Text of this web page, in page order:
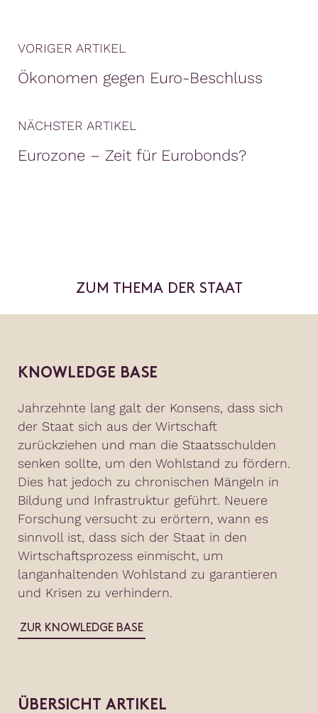
VORIGER ARTIKEL
Ökonomen gegen Euro-Beschluss
NÄCHSTER ARTIKEL
Eurozone – Zeit für Eurobonds?
ZUM THEMA DER STAAT
KNOWLEDGE BASE
Jahrzehnte lang galt der Konsens, dass sich
der Staat sich aus der Wirtschaft
zurückziehen und man die Staatsschulden
senken sollte, um den Wohlstand zu fördern.
Dies hat jedoch zu chronischen Mängeln in
Bildung und Infrastruktur geführt. Neuere
Forschung versucht zu erörtern, wann es
sinnvoll ist, dass sich der Staat in den
Wirtschaftsprozess einmischt, um
langanhaltenden Wohlstand zu garantieren
und Krisen zu verhindern.
ZUR KNOWLEDGE BASE
ÜBERSICHT ARTIKEL